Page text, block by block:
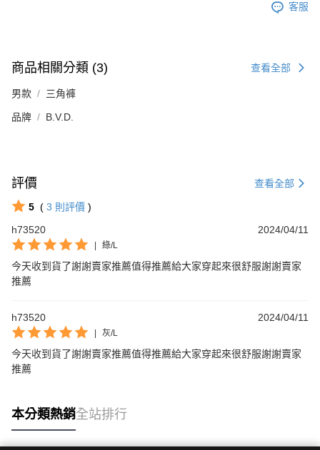
客服
商品相關分類 (3) 查看全部
男款 三角褲
品牌 B.V.D.
評價 查看全部
5 ( 3 則評價 )
h73520
2024/04/11
| 綠/L
今天收到貨了謝謝賣家推薦值得推薦給大家穿起來很舒服謝謝賣家
推薦
h73520 2024/04/11
| 灰/L
今天收到貨了謝謝賣家推薦值得推薦給大家穿起來很舒服謝謝賣家
推薦
本分類熱銷全站排行